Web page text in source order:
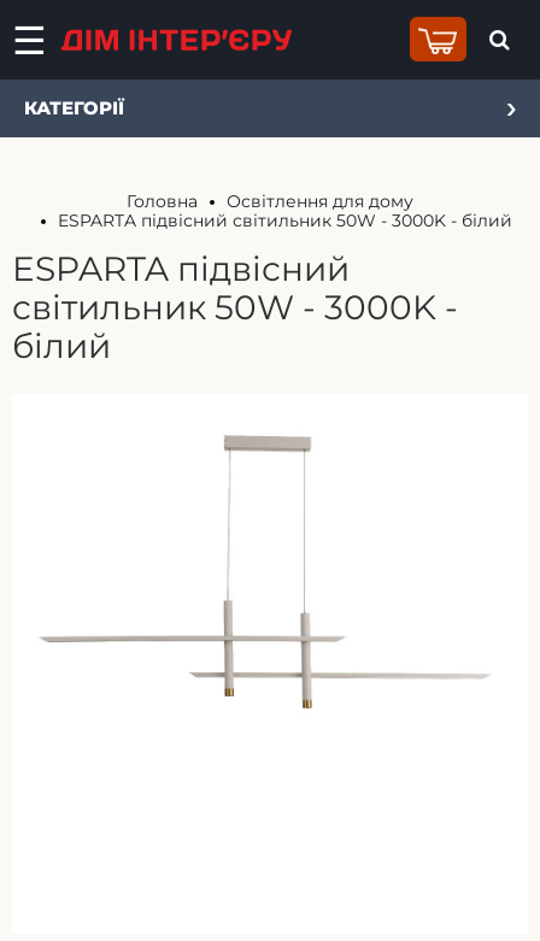
КАТЕГОРІЇ
Головна
Освітлення для дому
ESPARTA підвісний світильник 50W - 3000K - білий
ESPARTA підвісний
світильник 50W - 3000K -
білий